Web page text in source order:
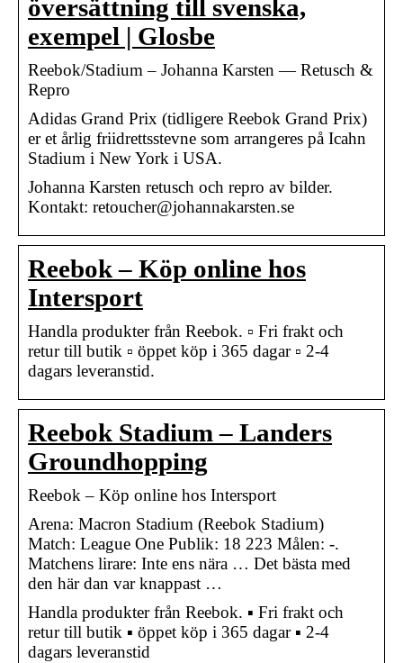
översättning till svenska,
exempel | Glosbe
Reebok/Stadium – Johanna Karsten — Retusch &
Repro
Adidas Grand Prix (tidligere Reebok Grand Prix)
er et årlig friidrettsstevne som arrangeres på Icahn
Stadium i New York i USA.
Johanna Karsten retusch och repro av bilder.
Kontakt: retoucher@johannakarsten.se
Reebok – Köp online hos
Intersport
Handla produkter från Reebok. ▫ Fri frakt och
retur till butik ▫ öppet köp i 365 dagar ▫ 2-4
dagars leveranstid.
Reebok Stadium – Landers
Groundhopping
Reebok – Köp online hos Intersport
Arena: Macron Stadium (Reebok Stadium)
Match: League One Publik: 18 223 Målen: -.
Matchens lirare: Inte ens nära … Det bästa med
den här dan var knappast …
Handla produkter från Reebok. ▪ Fri frakt och
retur till butik ▪ öppet köp i 365 dagar ▪ 2-4
dagars leveranstid